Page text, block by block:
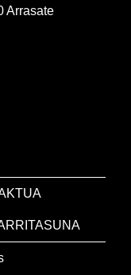
Arrasate